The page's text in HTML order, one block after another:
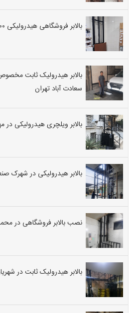
بالابر فروشگاهی هیدرولیکی ۳۰۰ کیلوگرم در چابهار
بالابر هیدرولیک ثابت
سعادت آباد تهران
بالابر ویلچری هیدرولیکی در
بالابر هیدرولیکی در شهرک
نصب بالابر فروشگاهی در
بالابر هیدرولیک ثابت در